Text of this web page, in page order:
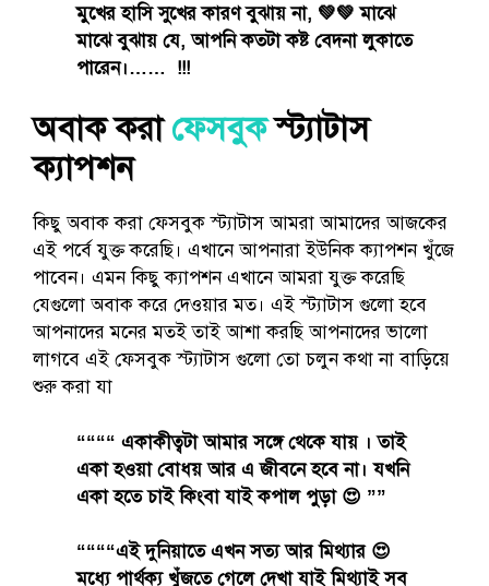
মুখের হাসি সুখের কারণ বুঝায় না, 💚💚 মাঝে
মাঝে বুঝায় যে, আপনি কতটা কষ্ট বেদনা লুকাতে
পারেন।…… !!!
অবাক করাফেসবুকস্ট্যাটাস
ক্যাপশন
কিছু অবাক করা ফেসবুক স্ট্যাটাস আমরা আমাদের আজকের
এই পর্বে যুক্ত করেছি। এখানে আপনারা ইউনিক ক্যাপশন খুঁজে
পাবেন। এমন কিছু ক্যাপশন এখানে আমরা যুক্ত করেছি
যেগুলো অবাক করে দেওয়ার মত। এই স্ট্যাটাস গুলো হবে
আপনাদের মনের মতই তাই আশা করছি আপনাদের ভালো
লাগবে এই ফেসবুক স্ট্যাটাস গুলো তো চলুন কথা না বাড়িয়ে
শুরু করা যা
““““ একাকীত্বটা আমার সঙ্গে থেকে যায় । তাই
একা হওয়া বোধয় আর এ জীবনে হবে না। যখনি
একা হতে চাই কিংবা যাই কপাল পুড়া 😍 ””
““““এই দুনিয়াতে এখন সত্য আর মিথ্যার 😍
মধ্যে পার্থক্য খুঁজতে গেলে দেখা যাই মিথ্যাই সব